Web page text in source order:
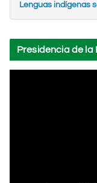
Lenguas indígenas
Presidencia de la